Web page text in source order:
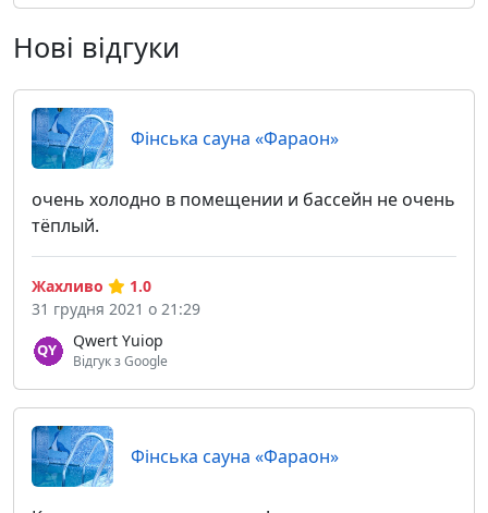
Нові відгуки
Фінська сауна «Фараон»
очень холодно в помещении и бассейн не очень
тёплый.
Qwert Yuiop
Відгук з Google
Жахливо
1.0
31 грудня 2021 о 21:29
Фінська сауна «Фараон»